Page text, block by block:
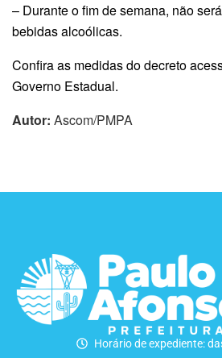
– Durante o fim de semana, não
bebidas alcoólicas.
Confira as medidas do decreto
Governo Estadual.
Autor: Ascom/PMPA
Horário de expediente: